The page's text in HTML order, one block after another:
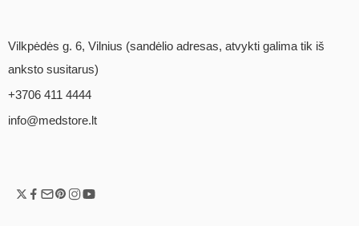
Vilkpėdės g. 6, Vilnius (sandėlio adresas, atvykti galima tik iš
anksto susitarus)
+3706 411 4444
info@medstore.lt